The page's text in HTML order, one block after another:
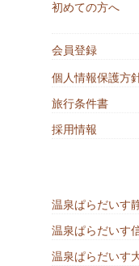
初めての方へ
会員登録
個人情報保護方
旅行条件書
採用情報
温泉ぱらだいす
温泉ぱらだいす
温泉ぱらだいす